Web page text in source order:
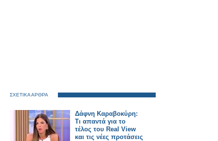
ΣΧΕΤΙΚΑ ΑΡΘΡΑ
Δάφνη Καραβοκύρη:
Τι απαντά για το
τέλος του Real View
και τις νέες προτάσεις